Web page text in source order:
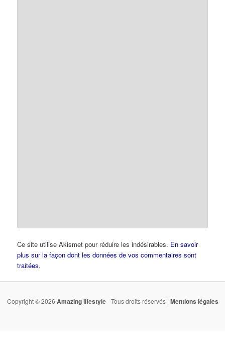
Ce site utilise Akismet pour réduire les indésirables. En savoir
plus sur la façon dont les données de vos commentaires sont
traitées.
Copyright © 2026 Amazing lifestyle- Tous droits réservés | Mentions légales